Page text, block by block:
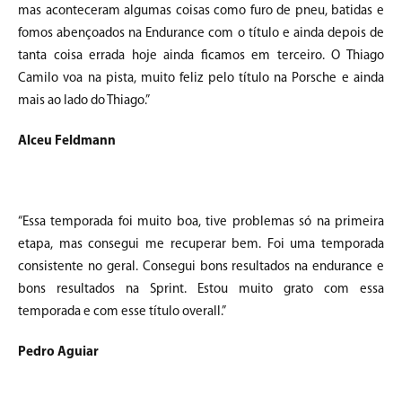
mas aconteceram algumas coisas como furo de pneu, batidas e
fomos abençoados na Endurance com o título e ainda depois de
tanta coisa errada hoje ainda ficamos em terceiro. O Thiago
Camilo voa na pista, muito feliz pelo título na Porsche e ainda
mais ao lado do Thiago.”
Alceu Feldmann
“Essa temporada foi muito boa, tive problemas só na primeira
etapa, mas consegui me recuperar bem. Foi uma temporada
consistente no geral. Consegui bons resultados na endurance e
bons resultados na Sprint. Estou muito grato com essa
temporada e com esse título overall.”
Pedro Aguiar